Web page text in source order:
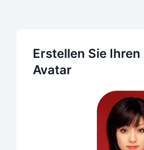
Erstellen Sie
Avatar